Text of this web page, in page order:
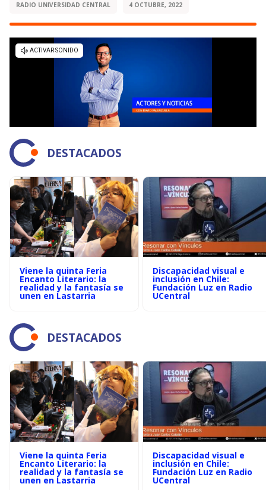
RADIO UNIVERSIDAD CENTRAL 4 OCTUBRE, 2022
DESTACADOS
Viene la quinta Feria
Encanto Literario: la
realidad y la fantasía se
unen en Lastarria
Discapacidad visual e
inclusión en Chile:
Fundación Luz en Radio
UCentral
DESTACADOS
Viene la quinta Feria
Encanto Literario: la
realidad y la fantasía se
unen en Lastarria
Discapacidad visual e
inclusión en Chile:
Fundación Luz en Radio
UCentral